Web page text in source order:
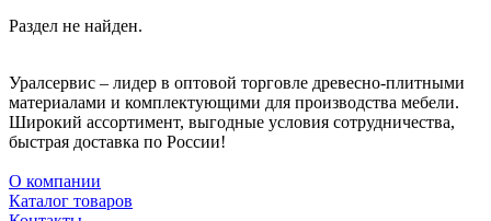
Раздел не найден.
Уралсервис – лидер в оптовой торговле древесно-плитными
материалами и комплектующими для производства мебели.
Широкий ассортимент, выгодные условия сотрудничества,
быстрая доставка по России!
О компании
Каталог товаров